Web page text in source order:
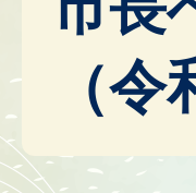
（令